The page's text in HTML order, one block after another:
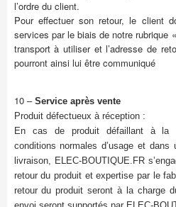
l’ordre du client.
Pour effectuer son retour, le client
services par le biais de notre rubrique
transport à utiliser et l’adresse de
pourront ainsi lui être communiqué
10 – Service après vente
Produit défectueux à réception :
En cas de produit défaillant à la
conditions normales d’usage et
livraison, ELEC-BOUTIQUE.FR
retour du produit et expertise par le
retour du produit seront à la charge